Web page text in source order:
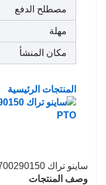
مصطلح الدفع
مهلة
مكان المنشأ
المنتجات الرئيسية
ساينو تراك HOWO WG9700290150 مجموعة PTO
وصف المنتجات